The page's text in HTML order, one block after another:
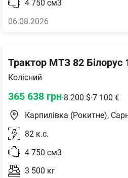
4 750 см3
06.08.2026
Трактор МТЗ 82 Білорус
Колісний
365 638 грн·8 200 $·7 100 €
Карпилівка (Рокитне),
82 к.с.
4 750 см3
3 500 кг